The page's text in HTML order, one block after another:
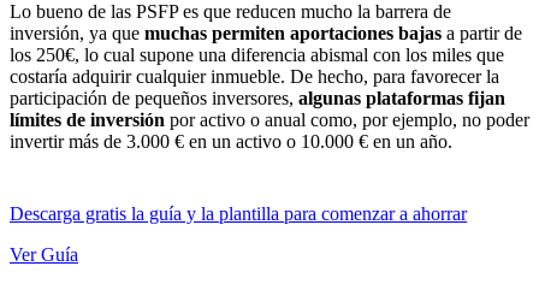
Lo bueno de las PSFP es que reducen mucho la barrera de
inversión, ya que muchas permiten aportaciones bajas a partir de
los 250€, lo cual supone una diferencia abismal con los miles que
costaría adquirir cualquier inmueble. De hecho, para favorecer la
participación de pequeños inversores, algunas plataformas fijan
límites de inversión por activo o anual como, por ejemplo, no poder
invertir más de 3.000 € en un activo o 10.000 € en un año.
Descarga gratis la guía y la plantilla para comenzar a ahorrar
Ver Guía